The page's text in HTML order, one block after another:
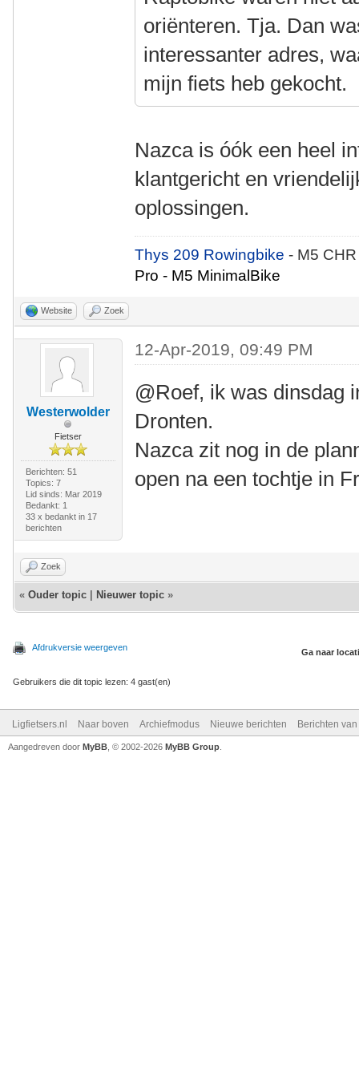
oriënteren. Tja. Dan
interessanter adres,
mijn fiets heb gekocht.
Nazca is óók een heel
klantgericht en
oplossingen.
Thys 209 Rowingbike- M5
Pro - M5 MinimalBike
Website Zoek
Westerwolder
Fietser
Berichten: 51
Topics: 7
Lid sinds: Mar 2019
Bedankt: 1
33 x bedankt in 17
berichten
12-Apr-2019, 09:49 PM
@Roef, ik was dinsdag
Dronten.
Nazca zit nog in de
open na een tochtje in
Zoek
« Ouder topic Nieuwer topic »
Afdrukversie weergeven Ga naar
Gebruikers die dit topic lezen: 4 gast(en)
Ligfietsers.nl Naar boven Archiefmodus Nieuwe berichten Berichten
Aangedreven door MyBB , © 2002-2026 MyBB Group